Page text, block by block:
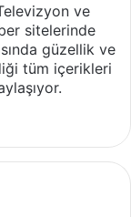
ve
sitelerinde
güzellik ve
tüm içerikleri